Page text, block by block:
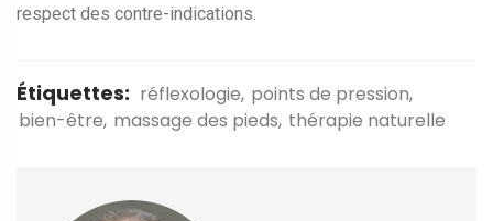
respect des contre-indications.
Étiquettes: réflexologie points de pression
bien-être massage des pieds thérapie naturelle